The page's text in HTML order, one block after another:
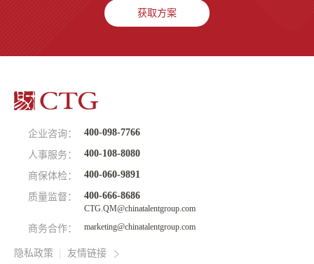
获取方案
企业咨询： 400-098-7766
人事服务： 400-108-8080
商保体检： 400-060-9891
质量监督： 400-666-8686
CTG.QM@chinatalentgroup.com
商务合作： marketing@chinatalentgroup.com
隐私政策 友情链接